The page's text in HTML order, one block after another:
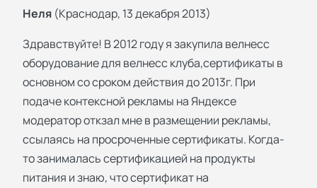
Неля (Краснодар, 13 декабря 2013)
Здравствуйте! В 2012 году я закупила велнесс
оборудование для велнесс клуба,сертификаты в
основном со сроком действия до 2013г. При
подаче контексной рекламы на Яндексе
модератор откзал мне в размещении рекламы,
ссылаясь на просроченные сертификаты. Когда-
то занималась сертификацией на продукты
питания и знаю, что сертификат на